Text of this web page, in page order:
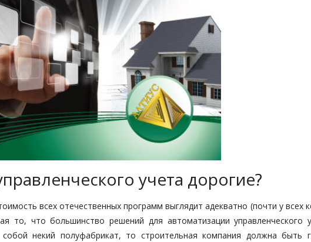
учета дорогие?
всех отечественных программ выглядит адекватно (почти у всех
то, что большинство решений для автоматизации управленческого
некий полуфабрикат, то строительная компания должна быть